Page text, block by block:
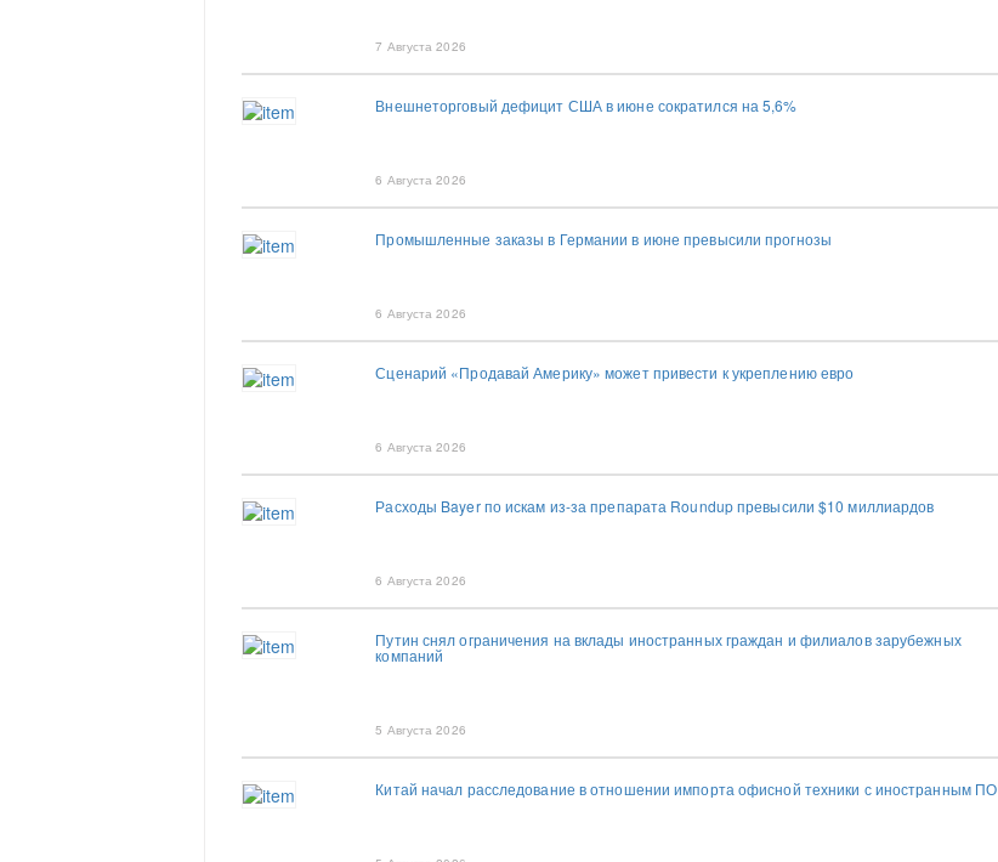
7 Августа 2026
Внешнеторговый дефицит США в июне сократился на 5,6%
6 Августа 2026
Промышленные заказы в Германии в июне превысили прогнозы
6 Августа 2026
Сценарий «Продавай Америку» может привести к укреплению евро
6 Августа 2026
Расходы Bayer по искам из-за препарата Roundup превысили $10 миллиардов
6 Августа 2026
Путин снял ограничения на вклады иностранных граждан и филиалов зарубежных
компаний
5 Августа 2026
Китай начал расследование в отношении импорта офисной техники с иностранным ПО